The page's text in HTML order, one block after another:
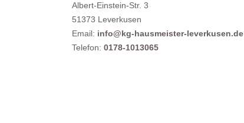
Albert-Einstein-Str. 3
51373 Leverkusen
Email: info@kg-hausmeister-leverkusen.de
Telefon: 0178-1013065